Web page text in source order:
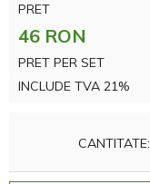
PRET
46 RON
PRET PER SET
INCLUDE TVA 21%
CANTITATE: